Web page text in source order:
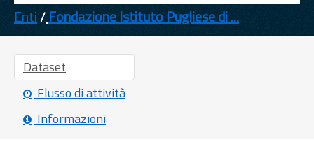
TEMI
INFORMAZIONI
Enti Fondazione Istituto Pugliese di ...
Dataset
Flusso di attività
Informazioni